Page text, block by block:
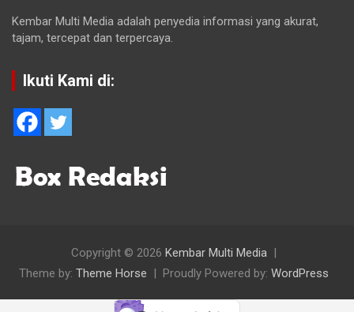
Kembar Multi Media adalah penyedia informasi yang akurat,
tajam, tercepat dan terpercaya.
Ikuti Kami di:
Copyright © 2026 Kembar Multi Media
Theme by: Theme Horse Proudly Powered by: WordPress